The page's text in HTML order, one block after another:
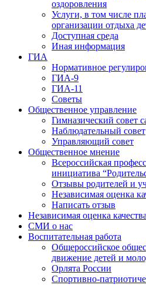
оздоровления
Услуги, в том числе
организации отдыха
Доступная среда
Иная информация
ГИА
Нормативное
ГИА-9
ГИА-11
Советы
Общественное управление
Гимназический совет
Наблюдательный совет
Управляющий совет
Общественное мнение
Всероссийская
инициатива
Отзывы родителей и
Независимая оценка
Написать отзыв
Независимая оценка
СМИ о нас
Воспитательная работа
Общероссийское
движение детей и
Орлята России
Спортивно-